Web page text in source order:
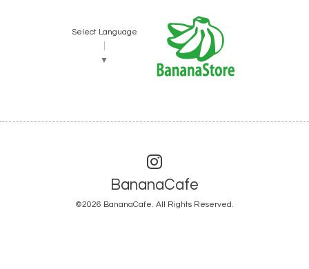
Select Language
▼
BananaCafe
©2026 BananaCafe. All Rights Reserved.